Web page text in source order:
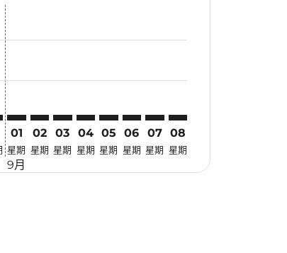
惠
找优惠
寻找优惠寻找优惠
disclaimer. 寻找优惠
offers-disclaimer. 寻找优惠
view-offers-disclaimer. 寻找优惠
cmp-view-offers-disclaimer. 寻找优惠
cmp-view-offers-disclaimer. 寻找优惠
cmp-view-offers-disclaimer. 寻找优惠
01
星期
9月
02
星期
03
星期
04
星期
05
星期
06
星期
07
星期
08
星期